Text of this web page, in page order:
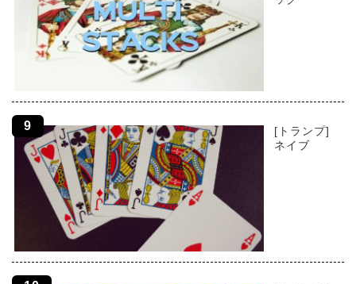
[トランプ]
ネイブ